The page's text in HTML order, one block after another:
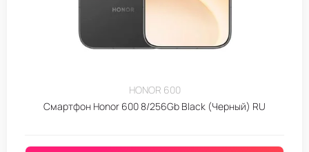
HONOR 600
Смартфон Honor 600 8/256Gb Black (Черный) RU